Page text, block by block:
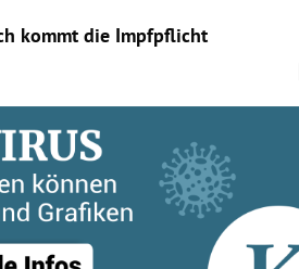
kommt die Impfpflicht